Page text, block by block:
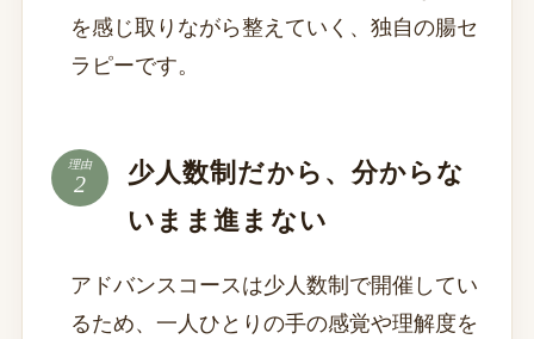
を感じ取りながら整えていく、独自の腸セ
ラピーです。
理由
少人数制だから、分からな
いまま進まない
アドバンスコースは少人数制で開催してい
るため、一人ひとりの手の感覚や理解度を